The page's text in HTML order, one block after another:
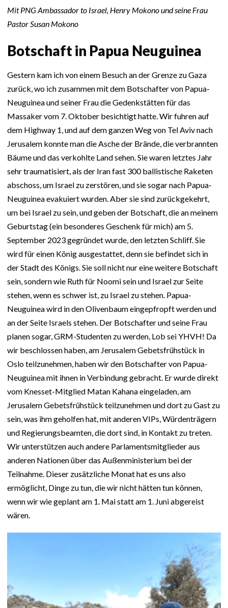
Mit PNG Ambassador to Israel, Henry Mokono und seine Frau
Pastor Susan Mokono
Botschaft in Papua Neuguinea
Gestern kam ich von einem Besuch an der Grenze zu Gaza
zurück, wo ich zusammen mit dem Botschafter von Papua-
Neuguinea und seiner Frau die Gedenkstätten für das
Massaker vom 7. Oktober besichtigt hatte. Wir fuhren auf
dem Highway 1, und auf dem ganzen Weg von Tel Aviv nach
Jerusalem konnte man die Asche der Brände, die verbrannten
Bäume und das verkohlte Land sehen. Sie waren letztes Jahr
sehr traumatisiert, als der Iran fast 300 ballistische Raketen
abschoss, um Israel zu zerstören, und sie sogar nach Papua-
Neuguinea evakuiert wurden. Aber sie sind zurückgekehrt,
um bei Israel zu sein, und geben der Botschaft, die an meinem
Geburtstag (ein besonderes Geschenk für mich) am 5.
September 2023 gegründet wurde, den letzten Schliff. Sie
wird für einen König ausgestattet, denn sie befindet sich in
der Stadt des Königs. Sie soll nicht nur eine weitere Botschaft
sein, sondern wie Ruth für Noomi sein und Israel zur Seite
stehen, wenn es schwer ist, zu Israel zu stehen. Papua-
Neuguinea wird in den Olivenbaum eingepfropft werden und
an der Seite Israels stehen. Der Botschafter und seine Frau
planen sogar, GRM-Studenten zu werden, Lob sei YHVH! Da
wir beschlossen haben, am Jerusalem Gebetsfrühstück in
Oslo teilzunehmen, haben wir den Botschafter von Papua-
Neuguinea mit ihnen in Verbindung gebracht. Er wurde direkt
vom Knesset-Mitglied Matan Kahana eingeladen, am
Jerusalem Gebetsfrühstück teilzunehmen und dort zu Gast zu
sein, was ihm geholfen hat, mit anderen VIPs, Würdenträgern
und Regierungsbeamten, die dort sind, in Kontakt zu treten.
Wir unterstützen auch andere Parlamentsmitglieder aus
anderen Nationen über das Außenministerium bei der
Teilnahme. Dieser zusätzliche Monat hat es uns also
ermöglicht, Dinge zu tun, die wir nicht hätten tun können,
wenn wir wie geplant am 1. Mai statt am 1. Juni abgereist
wären.